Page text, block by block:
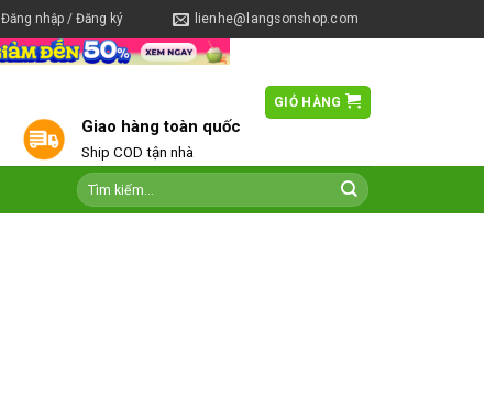
Đăng nhập / Đăng ký lienhe@langsonshop.com
Giao hàng toàn quốc
Ship COD tận nhà
GIỎ HÀNG